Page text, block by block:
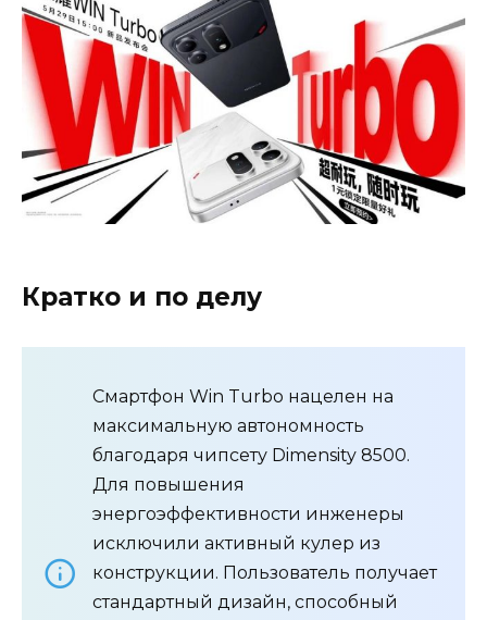
Кратко и по делу
Смартфон Win Turbo нацелен на
максимальную автономность
благодаря чипсету Dimensity 8500.
Для повышения
энергоэффективности инженеры
исключили активный кулер из
конструкции. Пользователь получает
стандартный дизайн, способный